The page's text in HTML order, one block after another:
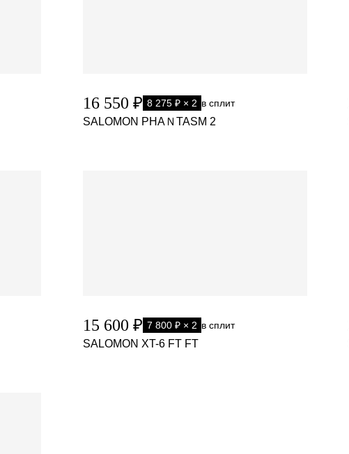
16 550 ₽ 8 275 ₽ × 2 в сплит
SALOMON PHAＮTASM 2
15 600 ₽ 7 800 ₽ × 2 в сплит
SALOMON XT-6 FT FT